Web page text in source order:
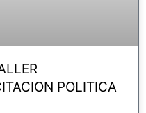
POLITICA